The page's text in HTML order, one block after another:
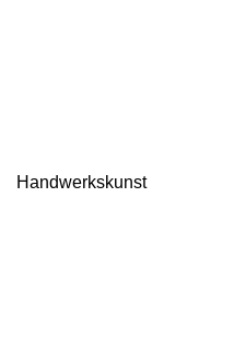
Handwerkskunst